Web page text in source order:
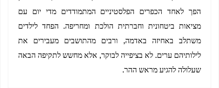
הפך לאחד הכפרים הפלסטיניים המתמודדים מדי יום עם
מציאות ביטחונית וחברתית הולכת ומחריפה. הפחד לילדים
משתלב באחיזה באדמה, ורבים מהתושבים מעבירים את
לילותיהם ערים. לא בציפייה לבוקר, אלא מחשש לתקיפה הבאה
שעלולה להגיע מראש ההר.